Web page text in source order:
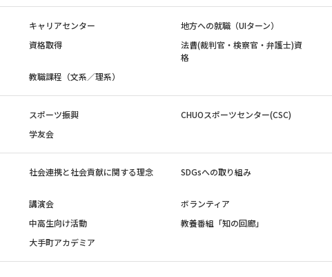
キャリアセンター 地方への就職（UIターン）
資格取得
法曹(裁判官・検察官・弁護士)資
格
教職課程（文系／理系）
スポーツ振興 CHUOスポーツセンター(CSC)
学友会
社会連携と社会貢献に関する理念 SDGsへの取り組み
講演会
ボランティア
中高生向け活動
教養番組「知の回廊」
大手町アカデミア